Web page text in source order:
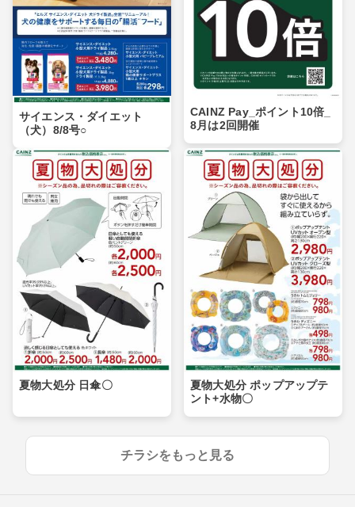
サイエンス・ダイエット
（犬）8/8号○
CAINZ Pay_ポイント10倍_
8月は2回開催
夏物大処分 日傘〇
夏物大処分 ポップアップテ
ント+水物〇
チラシをもっと見る